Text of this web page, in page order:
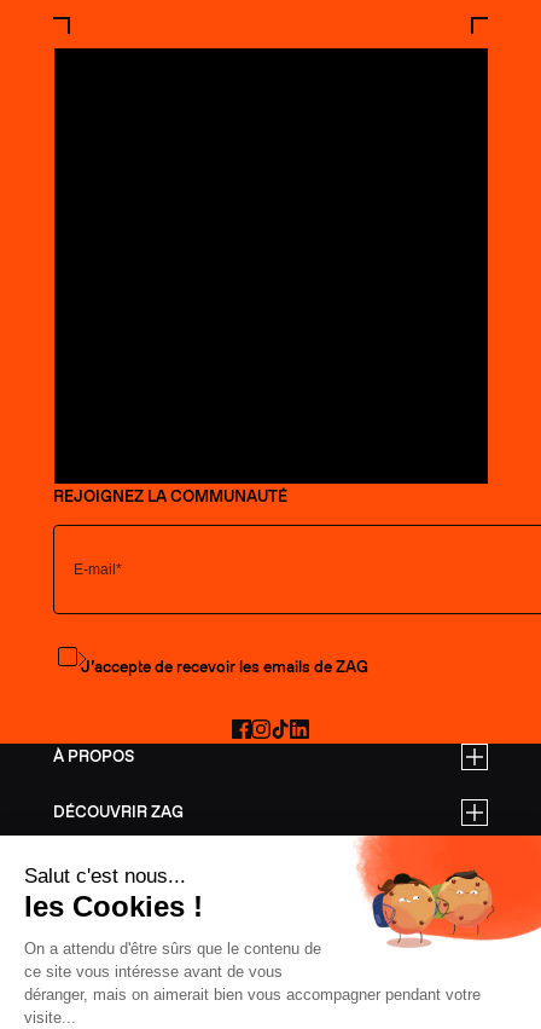
À PROPOS
DÉCOUVRIR ZAG
TARIFS PRO
SKIS FREERIDE
REJOIGNEZ LA COMMUNAUTÉ
S'abonner à la newsletter
J’accepte de recevoir les emails de ZAG
Facebook
Instagram
TikTokLinkedIn